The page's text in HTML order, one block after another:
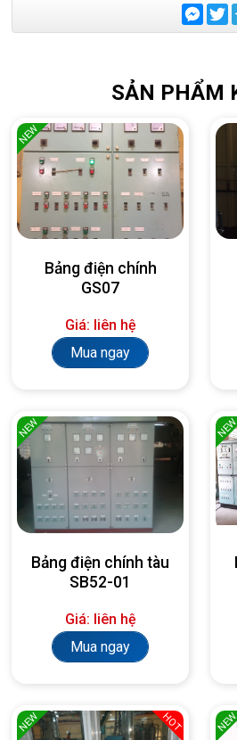
SẢN PHẨM
NEW
Bảng điện chính
GS07
Giá: liên hệ
Mua ngay
NEW
Bảng điện chính tàu
SB52-01
Giá: liên hệ
Mua ngay
NEW HOT